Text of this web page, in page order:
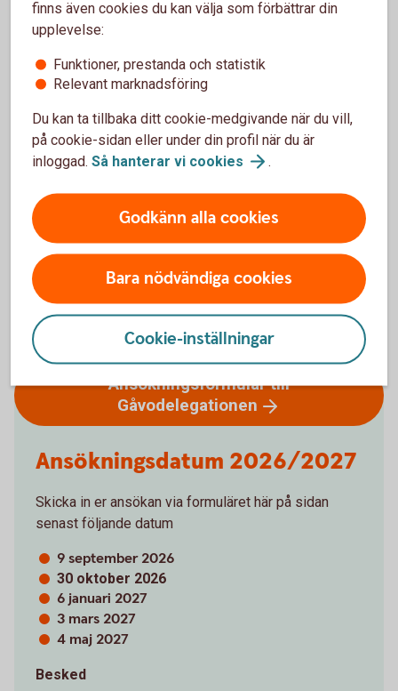
sociala eller välgörande ändamål
underhåll eller reparationer
religiös eller politisk verksamhet
privat finansering
Ansökningsdatum 2026/2027
Skicka in er ansökan via formuläret här på sidan
senast följande datum
9 september 2026
30 oktober 2026
6 januari 2027
3 mars 2027
4 maj 2027
Besked
Ansökan
Ansökningsformulär till
Gåvodelegationen
finns även cookies du kan välja som förbättrar din
upplevelse:
Funktioner, prestanda och statistik
Relevant marknadsföring
Du kan ta tillbaka ditt cookie-medgivande när du vill,
på cookie-sidan eller under din profil när du är
inloggad. Så hanterar vi cookies .
Godkänn alla cookies
Bara nödvändiga cookies
Cookie-inställningar